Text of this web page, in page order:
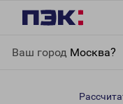
Ваш город Москва?
Хабаровский край